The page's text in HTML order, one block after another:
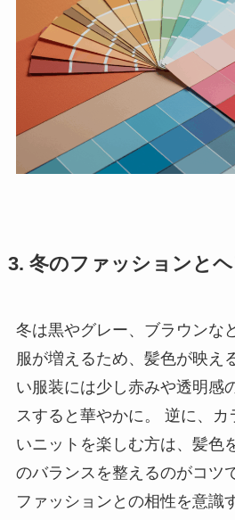
3. 冬のファッションと
冬は黒やグレー、ブラウンな
服が増えるため、髪色が映え
い服装には少し赤みや透明感
スすると華やかに。 逆に、カ
いニットを楽しむ方は、髪色
のバランスを整えるのがコツ
ファッションとの相性を意識